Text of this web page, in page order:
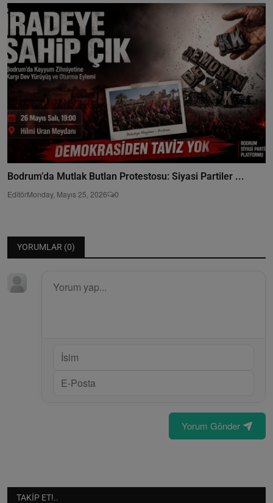
Bodrum’da Mutlak Butlan Protestosu: Siyasi Partiler ...
EditörMonday, Mayıs 25, 2026 0
YORUMLAR (0)
Yorum Gönder
TAKIP ET!..